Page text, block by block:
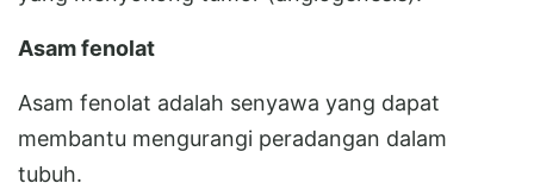
Asam fenolat
Asam fenolat adalah senyawa yang dapat
membantu mengurangi peradangan dalam
tubuh.